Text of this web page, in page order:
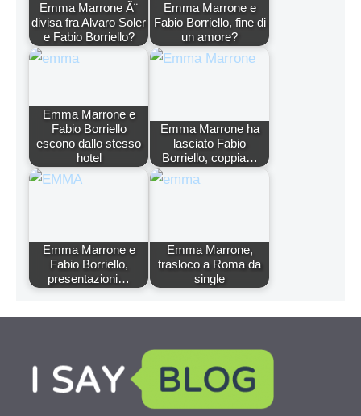
Emma Marrone Ã¨
divisa fra Alvaro Soler
e Fabio Borriello?
Emma Marrone e
Fabio Borriello, fine di
un amore?
Emma Marrone e
Fabio Borriello
escono dallo stesso
hotel
Emma Marrone ha
lasciato Fabio
Borriello, coppia…
Emma Marrone e
Fabio Borriello,
presentazioni…
Emma Marrone,
trasloco a Roma da
single